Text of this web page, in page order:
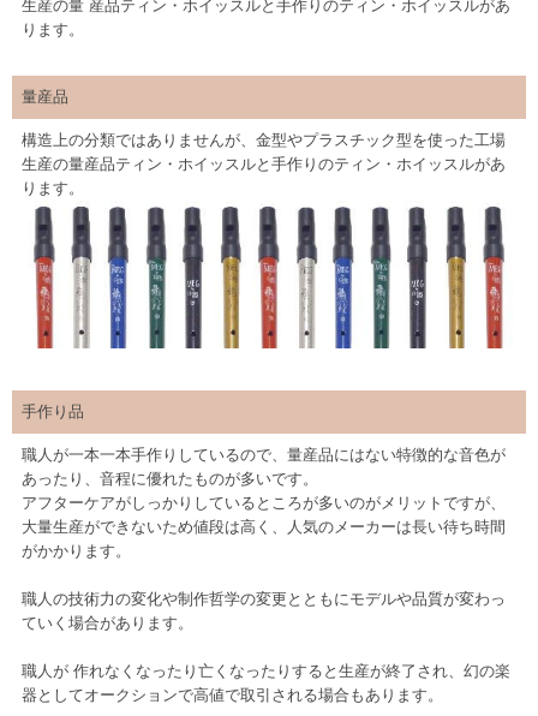
生産の量 産品ティン・ホイッスルと手作りのティン・ホイッスルがあ
ります。
量産品
構造上の分類ではありませんが、金型やプラスチック型を使った工場
生産の量産品ティン・ホイッスルと手作りのティン・ホイッスルがあ
ります。
手作り品
職人が一本一本手作りしているので、量産品にはない特徴的な音色が
あったり、音程に優れたものが多いです。
アフターケアがしっかりしているところが多いのがメリットですが、
大量生産ができないため値段は高く、人気のメーカーは長い待ち時間
がかかります。
職人の技術力の変化や制作哲学の変更とともにモデルや品質が変わっ
ていく場合があります。
職人が 作れなくなったり亡くなったりすると生産が終了され、幻の楽
器としてオークションで高値で取引される場合もあります。